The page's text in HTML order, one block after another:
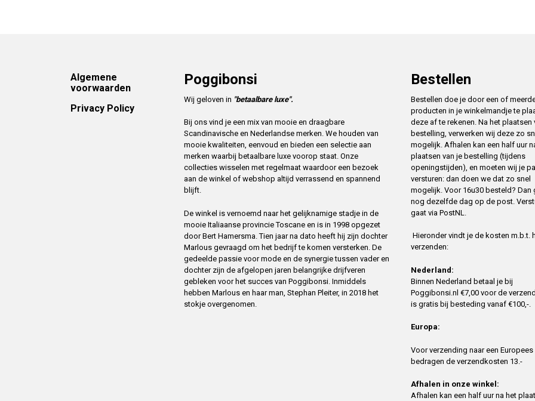
Footer
Algemene
voorwaarden
Privacy Policy
Poggibonsi
Wij geloven in "betaalbare luxe".
Bij ons vind je een mix van mooie en draagbare
Scandinavische en Nederlandse merken. We houden van
mooie kwaliteiten, eenvoud en bieden een selectie aan
merken waarbij betaalbare luxe voorop staat. Onze
collecties wisselen met regelmaat waardoor een bezoek
aan de winkel of webshop altijd verrassend en spannend
blijft.
De winkel is vernoemd naar het gelijknamige stadje in de
mooie Italiaanse provincie Toscane en is in 1998 opgezet
door Bert Hamersma. Tien jaar na dato heeft hij zijn dochter
Marlous gevraagd om het bedrijf te komen versterken. De
gedeelde passie voor mode en de synergie tussen vader en
dochter zijn de afgelopen jaren belangrijke drijfveren
gebleken voor het succes van Poggibonsi. Inmiddels
hebben Marlous en haar man, Stephan Pleiter, in 2018 het
stokje overgenomen.
Bestellen
Bestellen doe je door een of
producten in je winkelmandje te
deze af te rekenen. Na het plaatsen
bestelling, verwerken wij deze zo
mogelijk. Afhalen kan een half uur
plaatsen van je bestelling (tijdens
openingstijden), en moeten wij je
versturen: dan doen we dat zo snel
mogelijk. Voor 16u30 besteld? Dan
nog dezelfde dag op de post.
gaat via PostNL.
Hieronder vindt je de kosten m.b.t.
verzenden:
Nederland:
Binnen Nederland betaal je bij
Poggibonsi.nl €7,00 voor de
is gratis bij besteding vanaf €100,-.
Europa:
Voor verzending naar een Europees
bedragen de verzendkosten 13.-
Afhalen in onze winkel:
Afhalen kan een half uur na het